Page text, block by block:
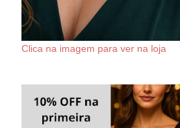
Clica na imagem para ver na loja